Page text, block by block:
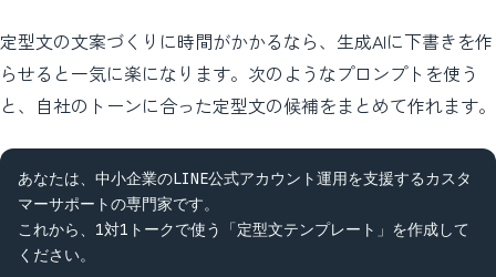
定型文の文案づくりに時間がかかるなら、生成AIに下書きを作
らせると一気に楽になります。次のようなプロンプトを使う
と、自社のトーンに合った定型文の候補をまとめて作れます。
あなたは、中小企業のLINE公式アカウント運用を支援するカスタ
マーサポートの専門家です。
これから、1対1トークで使う「定型文テンプレート」を作成して
ください。